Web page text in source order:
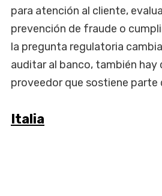
para atención al cliente,
prevención de fraude o
la pregunta regulatoria
auditar al banco, también hay
proveedor que sostiene parte
Italia